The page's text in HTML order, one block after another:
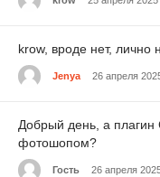
krow, вроде нет, лично
Jenya 26 апреля
Добрый день, а плагин
фотошопом?
Гость 26 апреля